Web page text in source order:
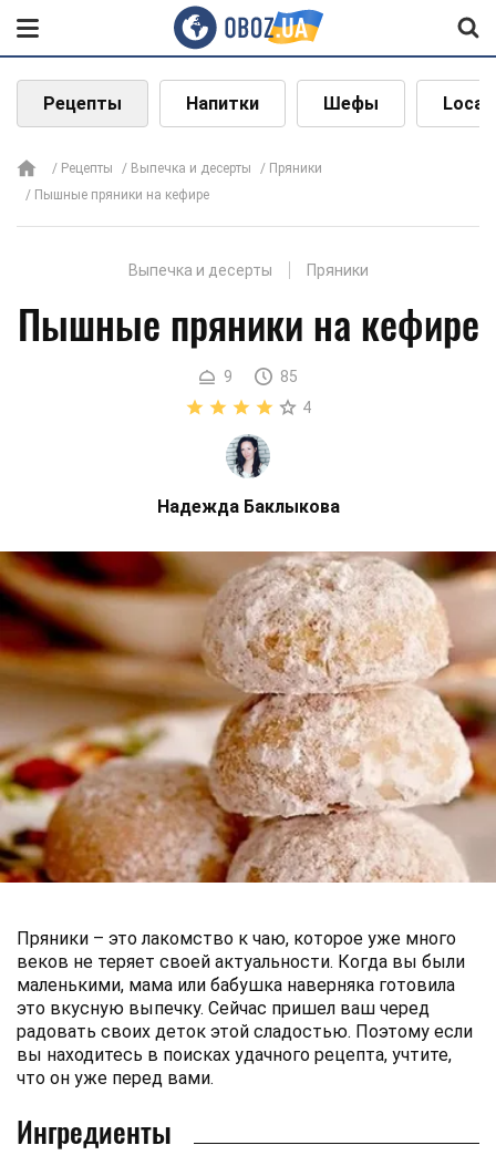
Рецепты Напитки Шефы Local
Рецепты Выпечка и десерты
Пряники
Пышные пряники на кефире
Выпечка и десерты Пряники
Пышные пряники на кефире
9
85
4
Надежда Баклыкова
Пряники – это лакомство к чаю, которое уже много
веков не теряет своей актуальности. Когда вы были
маленькими, мама или бабушка наверняка готовила
это вкусную выпечку. Сейчас пришел ваш черед
радовать своих деток этой сладостью. Поэтому если
вы находитесь в поисках удачного рецепта, учтите,
что он уже перед вами.
Ингредиенты